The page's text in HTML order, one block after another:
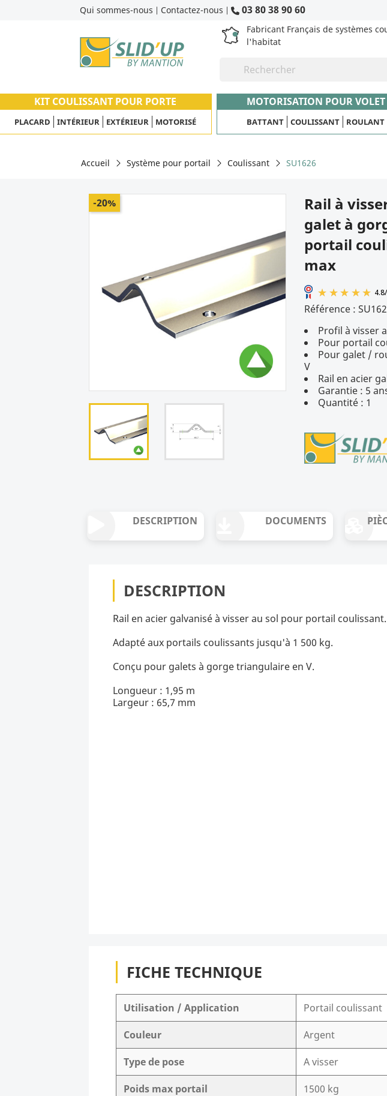
Qui sommes-nous | Contactez-nous | 03 80 38 90 60
Fabricant Français de systèmes
l'habitat
KIT COULISSANT POUR PORTE
PLACARD INTÉRIEUR EXTÉRIEUR MOTORISÉ
MOTORISATION POUR VOLET
BATTANT COULISSANT ROULANT
Accueil Système pour portail Coulissant SU1626
-20%
Rail à
galet à
portail
max
Référence :
Profil à visser
Pour portail
Pour galet /
V
Rail en acier
Garantie : 5
Quantité : 1
DESCRIPTION DOCUMENTS
DESCRIPTION
Rail en acier galvanisé à visser au sol pour portail coulissant.
Adapté aux portails coulissants jusqu'à 1 500 kg.
Conçu pour galets à gorge triangulaire en V.
Longueur : 1,95 m
Largeur : 65,7 mm
FICHE TECHNIQUE
Utilisation / Application Portail coulissant
Couleur Argent
Type de pose A visser
Poids max portail 1500 kg